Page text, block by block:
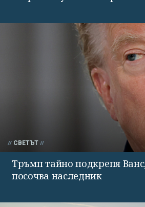
СВЕТЪТ
Тръмп тайно подкрепя
посочва наследник